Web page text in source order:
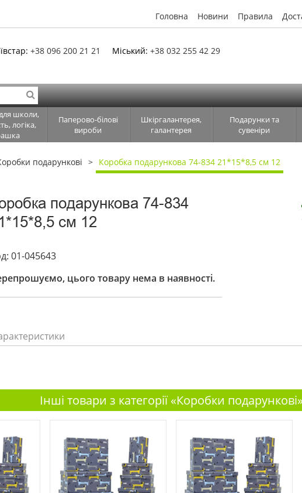
Головна Новини Правила
+38 096 200 21 21 Міський: +38 032 255 42 29
школи,
логіка,
Паперово-білові
вироби
Шкіргалантерея,
галантерея
Подарунки та
сувеніри
подарункові Коробка подарункова 74-834 21*15*8,5 см 12
подарункова 74-834
см 12
01-045643
цього товару нема в наявності.
Інші товари з категорії «Коробки